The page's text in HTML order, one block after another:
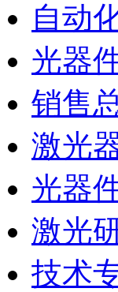
自动
光器
销售
激光
光器
激光
技术